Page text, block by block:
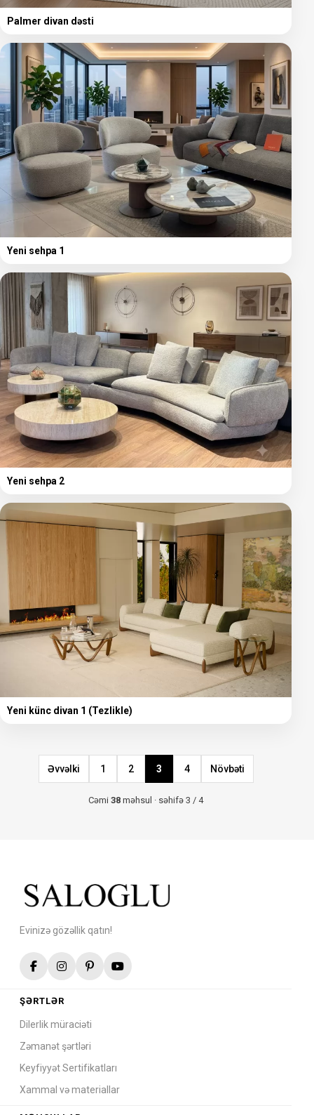
Palmer divan dəsti
Yeni sehpa 1
Yeni sehpa 2
Yeni künc divan 1 (Tezlikle)
Əvvəlki 1 2 3 4 Növbəti
Cəmi 38 məhsul · səhifə 3 / 4
Evinizə gözəllik qatın!
ŞƏRTLƏR
Dilerlik müraciəti
Zəmanət şərtləri
Keyfiyyət Sertifikatları
Xammal və materiallar